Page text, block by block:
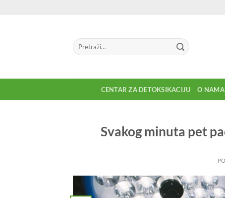
Pretraga
za:
CENTAR ZA DETOKSIKACIJU O NAMA
Svakog minuta pet